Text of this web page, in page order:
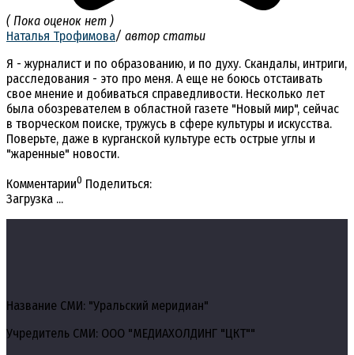
( Пока оценок нет )
Наталья Трофимова/ автор статьи
Я - журналист и по образованию, и по духу. Скандалы, интриги,
расследования - это про меня. А еще не боюсь отстаивать
свое мнение и добиваться справедливости. Несколько лет
была обозревателем в областной газете "Новый мир", сейчас
в творческом поиске, тружусь в сфере культуры и искусства.
Поверьте, даже в курганской культуре есть острые углы и
"жаренные" новости.
Комментарии0 Поделиться:
Загрузка ...
Название СМИ: "Уральский меридиан"
Учредитель СМИ: ООО "МЕДИАХОЛДИНГ "ЦКТ""